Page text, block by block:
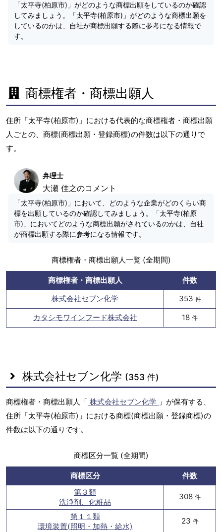
「太平寺(柏原市)」がどのような商標出願をしているのか確認
してみましょう。「太平寺(柏原市)」がどのような商標出願を
しているのかは、自社が商標出願する際に参考になる情報で
す。
商標権者・商標出願人
住所「太平寺(柏原市)」における代表的な商標権者・商標出願
人ごとの、商標(商標出願・登録商標)の件数は以下の通りで
す。
弁理士
大瀬 佳之のコメント
「太平寺(柏原市)」において、どのような企業がどのくらい商
標を出願しているのか確認してみましょう。「太平寺(柏原
市)」においてどのような商標出願がされているのかは、自社
が商標出願する際に参考になる情報です。
商標権者・商標出願人一覧 (全期間)
商標権者・商標出願人
件数
株式会社セブン化学
353 件
カタシモワインフード株式会社 18 件
株式会社セブン化学 (353 件)
商標権者・商標出願人「 株式会社セブン化学 」が保有する、
住所「太平寺(柏原市)」における商標(商標出願・登録商標)の
件数は以下の通りです。
商標区分一覧 (全期間)
商標区分
件数
第３類
洗浄剤、化粧品
308 件
第１１類
環境装置(照明・加熱・給水)
23 件